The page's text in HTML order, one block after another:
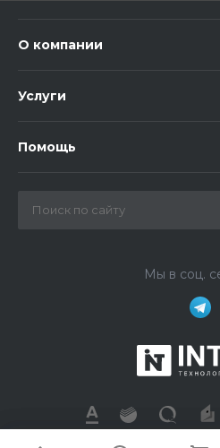
О компании
Услуги
Помощь
Мы в соц.